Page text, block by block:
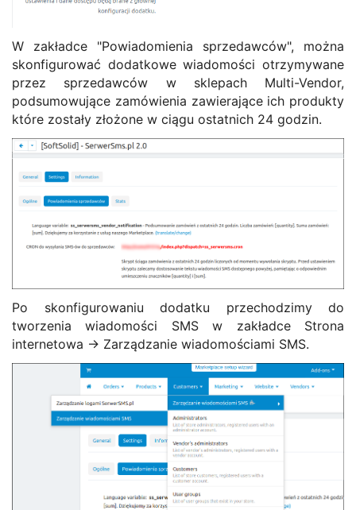
W zakładce "Powiadomienia sprzedawców", można
skonfigurować dodatkowe wiadomości otrzymywane
przez sprzedawców w sklepach Multi-Vendor,
podsumowujące zamówienia zawierające ich produkty
które zostały złożone w ciągu ostatnich 24 godzin.
Po skonfigurowaniu dodatku przechodzimy do
tworzenia wiadomości SMS w zakładce Strona
internetowa -> Zarządzanie wiadomościami SMS.